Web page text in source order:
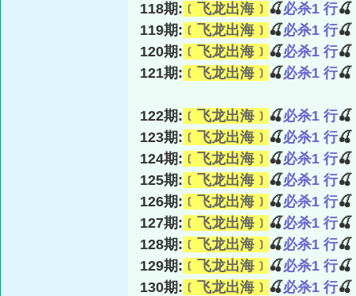
118期: ﹝飞龙出海﹞ 🍒必杀1 行🍒
119期: ﹝飞龙出海﹞ 🍒必杀1 行🍒
120期: ﹝飞龙出海﹞ 🍒必杀1 行🍒
121期: ﹝飞龙出海﹞ 🍒必杀1 行🍒
122期: ﹝飞龙出海﹞ 🍒必杀1 行🍒
123期: ﹝飞龙出海﹞ 🍒必杀1 行🍒
124期: ﹝飞龙出海﹞ 🍒必杀1 行🍒
125期: ﹝飞龙出海﹞ 🍒必杀1 行🍒
126期: ﹝飞龙出海﹞ 🍒必杀1 行🍒
127期: ﹝飞龙出海﹞ 🍒必杀1 行🍒
128期: ﹝飞龙出海﹞ 🍒必杀1 行🍒
129期: ﹝飞龙出海﹞ 🍒必杀1 行🍒
130期: ﹝飞龙出海﹞ 🍒必杀1 行🍒